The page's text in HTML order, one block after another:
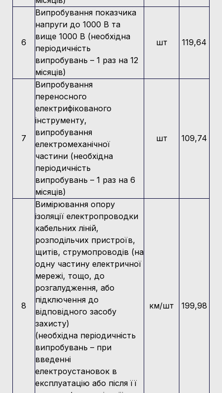
6
Випробування показчика
напруги до 1000 В та
вище 1000 В (необхідна
періодичність
випробувань – 1 раз на 12
місяців)
шт 119,64
7
Випробування
переносного
електрифікованого
інструменту,
випробування
електромеханічної
частини (необхідна
періодичність
випробувань – 1 раз на 6
місяців)
шт 109,74
8
Вимірювання опору
ізоляції електропроводки
кабельних ліній,
розподільчих пристроїв,
щитів, струмопроводів (на
одну частину електричної
мережі, тощо, до
розгалудження, або
підключення до
відповідного засобу
захисту)
(необхідна періодичність
випробувань – при
введенні
електроустановок в
експлуатацію або після її
км/шт 199,98